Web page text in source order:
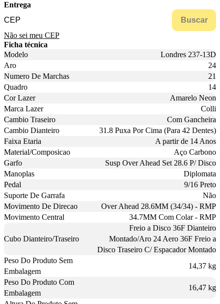
Entrega
Buscar
Não sei meu CEP
Ficha técnica
Modelo
Londres 237-13D
Aro
24
Numero De Marchas
21
Quadro
14
Cor Lazer
Amarelo Neon
Marca Lazer
Colli
Cambio Traseiro
Com Gancheira
Cambio Dianteiro
31.8 Puxa Por Cima (Para 42 Dentes)
Faixa Etaria
A partir de 14 Anos
Material/Composicao
Aço Carbono
Garfo
Susp Over Ahead Set 28.6 P/ Disco
Manoplas
Diplomata
Pedal
9/16 Preto
Suporte De Garrafa
Não
Movimento De Direcao
Over Ahead 28.6MM (34/34) - RMP
Movimento Central
34.7MM Com Colar - RMP
Cubo Dianteiro/Traseiro
Freio a Disco 36F Dianteiro
Montado/Aro 24 Aero 36F Freio a
Disco Traseiro C/ Espacador Montado
Peso Do Produto Sem
Embalagem
14,37 kg
Peso Do Produto Com
Embalagem
16,47 kg